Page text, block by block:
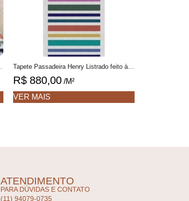
R$ 880,00 /M²
VER MAIS
ATENDIMENTO
PARA DÚVIDAS E CONTATO
(11) 94079-0735